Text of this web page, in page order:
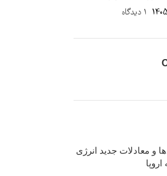
۱ دیدگاه
و معادلات جدید انرژی
اروپا